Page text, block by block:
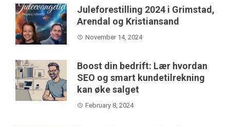
Juleforestilling 2024 i Grimstad,
Arendal og Kristiansand
November 14, 2024
Boost din bedrift: Lær hvordan
SEO og smart kundetilrekning
kan øke salget
February 8, 2024